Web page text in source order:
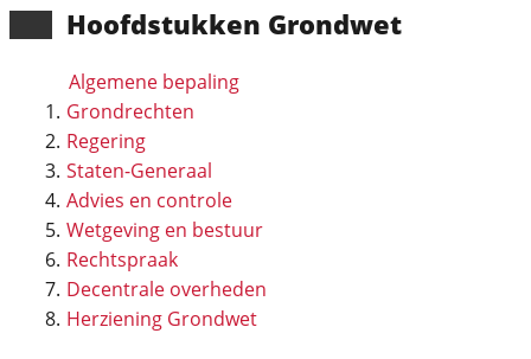
Hoofd­stukken Grondwet
Algemene bepaling
Grondrechten
Regering
Staten-Generaal
Advies en controle
Wetgeving en bestuur
Rechtspraak
Decentrale overheden
Herziening Grondwet